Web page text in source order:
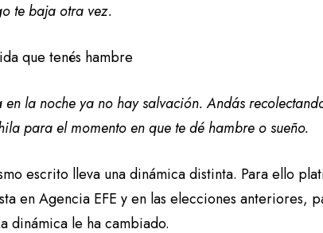
te baja otra vez.
que tenés hambre
la noche ya no hay salvación. Andás
para el momento en que te dé hambre o sueño.
escrito lleva una dinámica distinta. Para ello
en Agencia EFE y en las elecciones anteriores,
dinámica le ha cambiado.